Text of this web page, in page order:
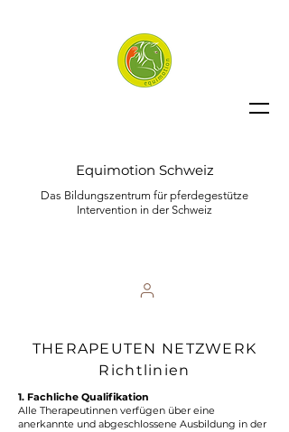
Equimotion Schweiz
Das Bildungszentrum für pferdegestütze
Intervention in der Schweiz
THERAPEUTEN NETZWERK
Richtlinien
1. Fachliche Qualifikation
Alle Therapeutinnen verfügen über eine
anerkannte und abgeschlossene Ausbildung in der